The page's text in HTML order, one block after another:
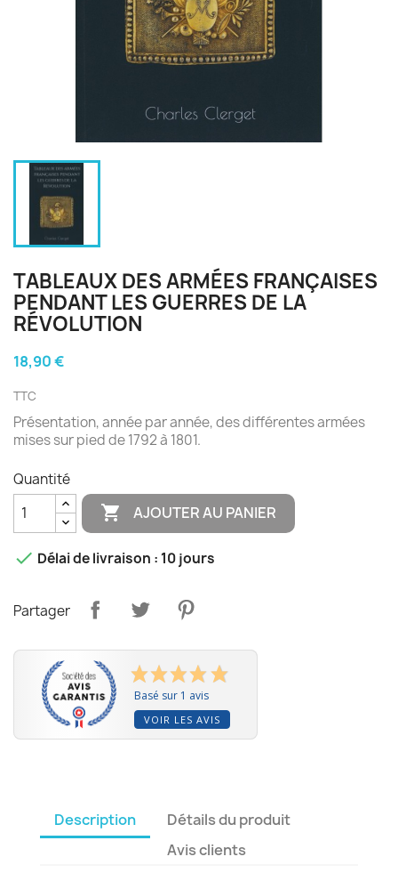
TABLEAUX DES ARMÉES FRANÇAISES
PENDANT LES GUERRES DE LA
RÉVOLUTION
18,90 €
TTC
Présentation, année par année, des différentes armées
mises sur pied de 1792 à 1801.
Quantité
 AJOUTER AU PANIER
 Délai de livraison : 10 jours
Partager
Basé sur 1 avis
VOIR LES AVIS
Description
Détails du produit
Avis clients